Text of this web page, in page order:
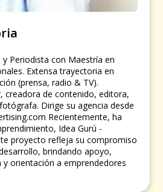
Periodista con Maestría en
Extensa trayectoria en
(prensa, radio & TV).
creadora de contenido, editora,
Dirige su agencia desde
Recientemente, ha
Idea Gurú -
proyecto refleja su compromiso
brindando apoyo,
orientación a emprendedores